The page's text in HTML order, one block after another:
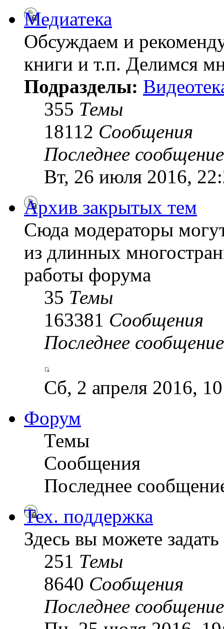
Медиатека
Обсуждаем и
книги и т.п. Делимся
Подразделы:
355 Темы
18112 Сообщения
Последнее сообщение
Вт, 26 июля 2016,
Архив закрытых тем
Сюда модераторы
из длинных
работы форума
35 Темы
163381 Сообщения
Последнее сообщение
Сб, 2 апреля 2016,
Форум
Темы
Сообщения
Последнее
Тех. поддержка
Здесь вы можете
251 Темы
8640 Сообщения
Последнее сообщение